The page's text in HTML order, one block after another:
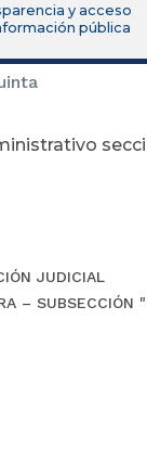
y acceso
pública
JUDICIAL
– SUBSECCIÓN